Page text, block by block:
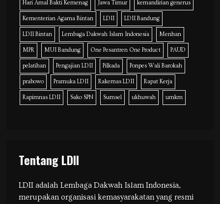
Hari Amal Bakti Kemenag Jawa Timur kemandirian generus
Kementerian Agama Bintan LDII LDII Bandung
LDII Bintan Lembaga Dakwah Islam Indonesia Menhan
MPR MUI Bandung One Pesantren One Product PAUD
pelatihan Pengajian LDII Pilkada Ponpes Wali Barokah
prabowo Pramuka LDII Rakernas LDII Rapat Kerja
Rapimnas LDII Sako SPN Sumsel ukhuwah umkm
Tentang LDII
LDII adalah Lembaga Dakwah Islam Indonesia,
merupakan organisasi kemasyarakatan yang resmi